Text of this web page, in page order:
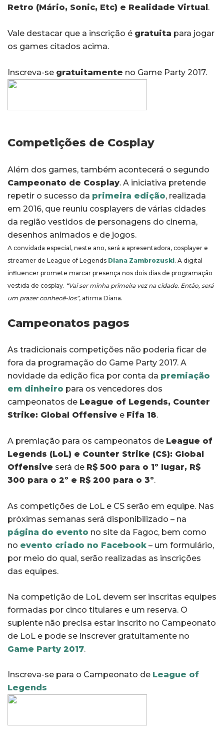
Retro (Mário, Sonic, Etc) e Realidade Virtual.
Vale destacar que a inscrição é gratuita para jogar
os games citados acima.
Inscreva-se gratuitamente no Game Party 2017.
Competições de Cosplay
Além dos games, também acontecerá o segundo
Campeonato de Cosplay. A iniciativa pretende
repetir o sucesso da primeira edição, realizada
em 2016, que reuniu cosplayers de várias cidades
da região vestidos de personagens do cinema,
desenhos animados e de jogos.
A convidada especial, neste ano, será a apresentadora, cosplayer e
streamer de League of Legends Diana Zambrozuski. A digital
influencer promete marcar presença nos dois dias de programação
vestida de cosplay. “Vai ser minha primeira vez na cidade. Então, será
um prazer conhecê-los”, afirma Diana.
Campeonatos pagos
As tradicionais competições não poderia ficar de
fora da programação do Game Party 2017. A
novidade da edição fica por conta da premiação
em dinheiro para os vencedores dos
campeonatos de League of Legends, Counter
Strike: Global Offensive e Fifa 18.
A premiação para os campeonatos de League of
Legends (LoL) e Counter Strike (CS): Global
Offensive será de R$ 500 para o 1º lugar, R$
300 para o 2º e R$ 200 para o 3º.
As competições de LoL e CS serão em equipe. Nas
próximas semanas será disponibilizado – na
página do evento no site da Fagoc, bem como
no evento criado no Facebook – um formulário,
por meio do qual, serão realizadas as inscrições
das equipes.
Na competição de LoL devem ser inscritas equipes
formadas por cinco titulares e um reserva. O
suplente não precisa estar inscrito no Campeonato
de LoL e pode se inscrever gratuitamente no
Game Party 2017.
Inscreva-se para o Campeonato de League of
Legends